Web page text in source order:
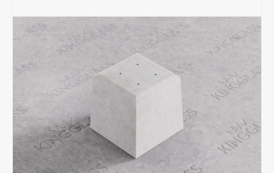
Betaalmethoden
Veelgestelde vragen